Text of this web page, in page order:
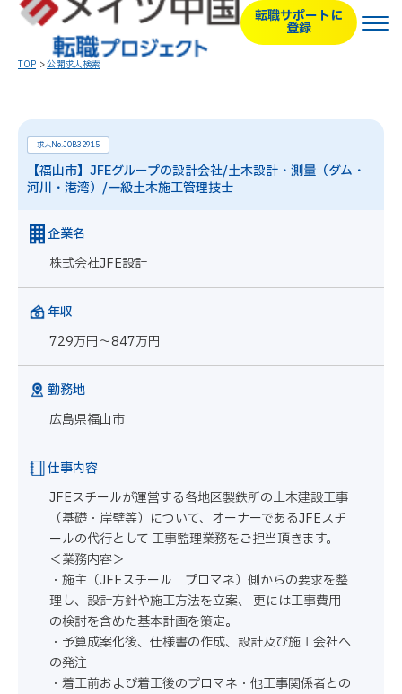
転職サポートに
登録
TOP 公開求人検索
求人No.JOB32915
【福山市】JFEグループの設計会社/土木設計・測量（ダム・
河川・港湾）/一級土木施工管理技士
企業名
株式会社JFE設計
年収
729万円～847万円
勤務地
広島県福山市
仕事内容
JFEスチールが運営する各地区製鉄所の土木建設工事
（基礎・岸壁等）について、オーナーであるJFEスチ
ールの代行として 工事監理業務をご担当頂きます。
＜業務内容＞
・施主（JFEスチール プロマネ）側からの要求を整
理し、設計方針や施工方法を立案、 更には工事費用
の検討を含めた基本計画を策定。
・予算成案化後、仕様書の作成、設計及び施工会社へ
の発注
・着工前および着工後のプロマネ・他工事関係者との